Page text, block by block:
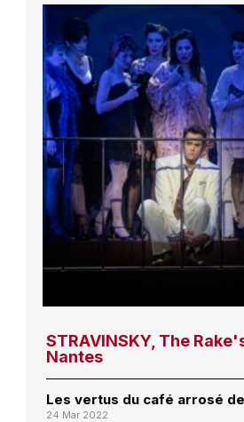
STRAVINSKY, The
Nantes
Les vertus du café arrosé
24 Mar 2022